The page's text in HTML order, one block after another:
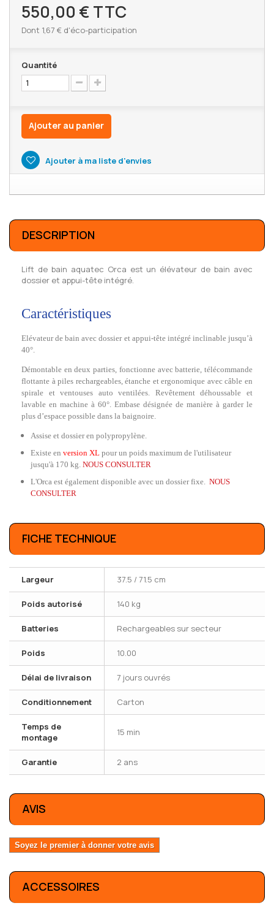
550,00 €TTC
Dont 1,67 € d'éco-participation
Quantité
Ajouter au panier
Ajouter à ma liste d'envies
DESCRIPTION
Lift de bain aquatec Orca est un élévateur de bain avec
dossier et appui-tête intégré.
Caractéristiques
Elévateur de bain avec dossier et appui-tête intégré inclinable jusqu’à
40°.
Démontable en deux parties, fonctionne avec batterie, télécommande
flottante à piles rechargeables, étanche et ergonomique avec câble en
spirale et ventouses auto ventilées. Revêtement déhoussable et
lavable en machine à 60°. Embase désignée de manière à garder le
plus d’espace possible dans la baignoire.
Assise et dossier en polypropylène.
Existe en version XL pour un poids maximum de l'utilisateur
jusqu'à 170 kg. NOUS CONSULTER
L'Orca est également disponible avec un dossier fixe. NOUS
CONSULTER
FICHE TECHNIQUE
Largeur 37.5 / 71.5 cm
Poids autorisé 140 kg
Batteries Rechargeables sur secteur
Poids 10.00
Délai de livraison 7 jours ouvrés
Conditionnement Carton
Temps de
montage
15 min
Garantie 2 ans
AVIS
Soyez le premier à donner votre avis
ACCESSOIRES